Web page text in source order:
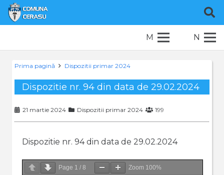
M N
Prima pagină Dispozitii primar 2024
Dispozitie nr. 94 din data de 29.02.2024
21 martie 2024 Dispozitii primar 2024 199
Dispozitie nr. 94 din data de 29.02.2024
Page 1 / 8 Zoom 100%